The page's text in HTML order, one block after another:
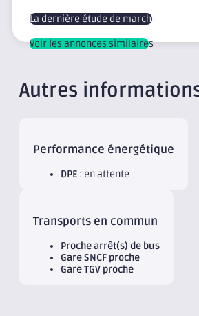
La dernière étude de marché
Voir les annonces similaires
Autres
Performance énergétique
DPE : en attente
Transports en commun
Proche arrêt(s) de bus
Gare SNCF proche
Gare TGV proche